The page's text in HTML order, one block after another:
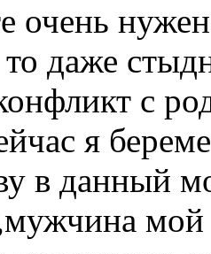
очень
то даже
с
я
в данный